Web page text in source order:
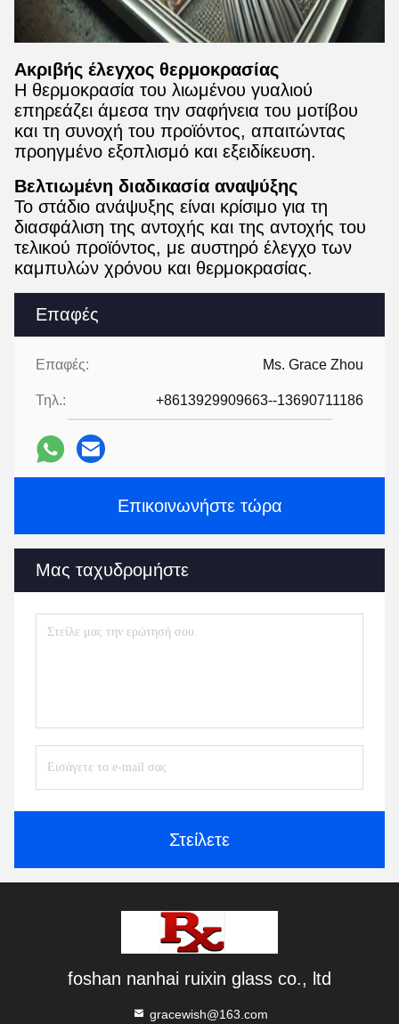
Επαφές
Επαφές: Ms. Grace Zhou
Τηλ.: +8613929909663--13690711186
Επικοινωνήστε τώρα
Μας ταχυδρομήστε
Στείλετε
Ακριβής έλεγχος θερμοκρασίας
Η θερμοκρασία του λιωμένου γυαλιού
επηρεάζει άμεσα την σαφήνεια του μοτίβου
και τη συνοχή του προϊόντος, απαιτώντας
προηγμένο εξοπλισμό και εξειδίκευση.
Βελτιωμένη διαδικασία αναψύξης
Το στάδιο ανάψυξης είναι κρίσιμο για τη
διασφάλιση της αντοχής και της αντοχής του
τελικού προϊόντος, με αυστηρό έλεγχο των
καμπυλών χρόνου και θερμοκρασίας.
foshan nanhai ruixin glass co., ltd
gracewish@163.com